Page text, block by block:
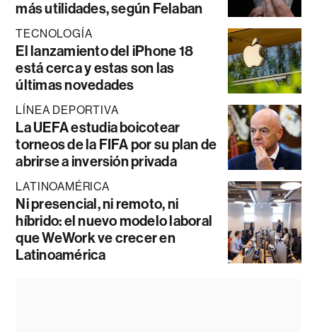
más utilidades, según Felaban
TECNOLOGÍA
El lanzamiento del iPhone 18
está cerca y estas son las
últimas novedades
LÍNEA DEPORTIVA
La UEFA estudia boicotear
torneos de la FIFA por su plan de
abrirse a inversión privada
LATINOAMÉRICA
Ni presencial, ni remoto, ni
híbrido: el nuevo modelo laboral
que WeWork ve crecer en
Latinoamérica